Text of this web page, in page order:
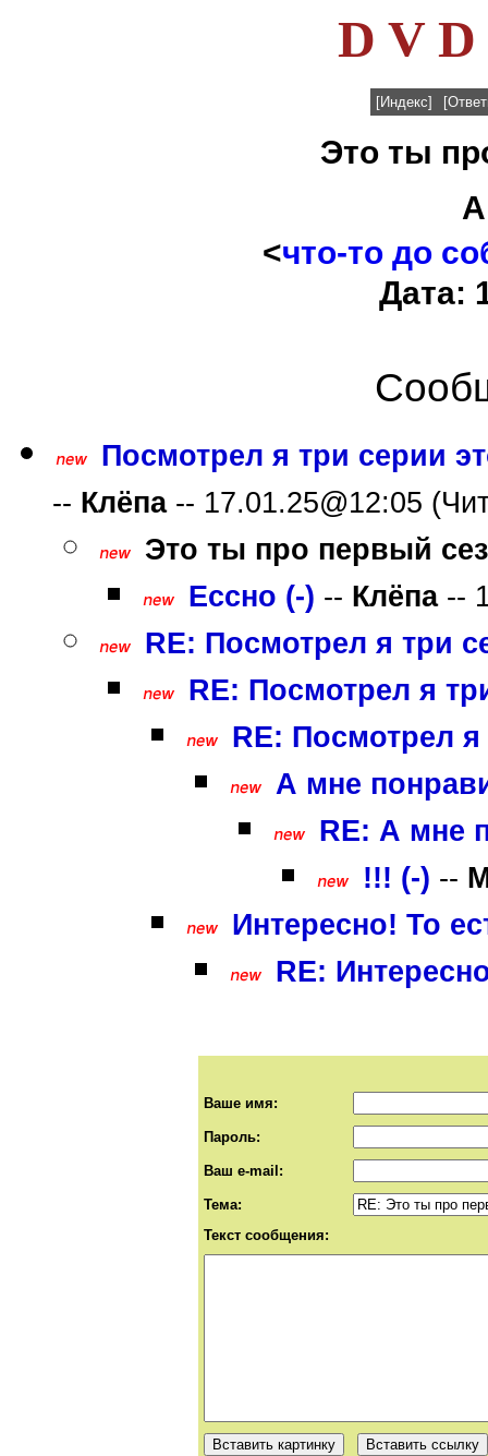
D V D
[Индекс]
Это ты
<что-то до
Дата:
Посмотрел я три серии
-- Клёпа-- 17.01.25@12:05
Это ты про первый
Ессно (-) -- Клёпа--
RE: Посмотрел я три
RE: Посмотрел я
RE: Посмотрел
А мне
RE: А мне
!!! (-) --
Интересно! То
RE:
Ваше имя:
Пароль:
Ваш e-mail:
Тема:
Текст сообщения: